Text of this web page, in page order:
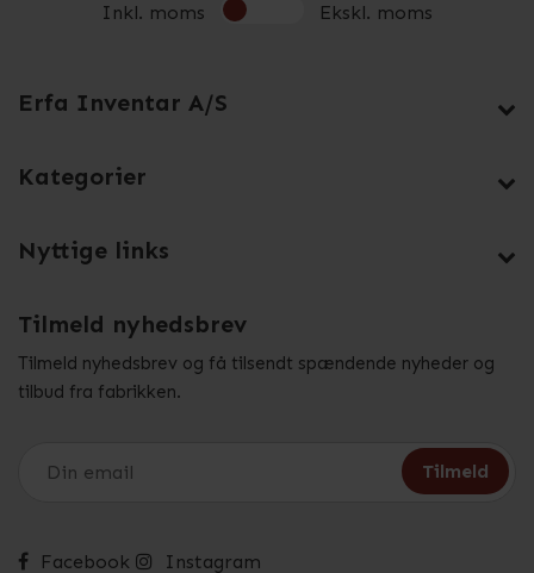
Inkl. moms Ekskl. moms
Erfa Inventar A/S
Kategorier
Nyttige links
Tilmeld nyhedsbrev
Tilmeld nyhedsbrev og få tilsendt spændende nyheder og
tilbud fra fabrikken.
Facebook Instagram